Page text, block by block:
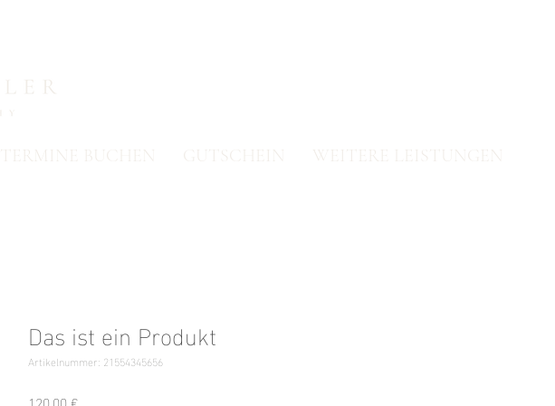
TERMINE BUCHEN GUTSCHEIN WEITERE LEISTUNGEN
Das ist ein Produkt
Artikelnummer: 21554345656